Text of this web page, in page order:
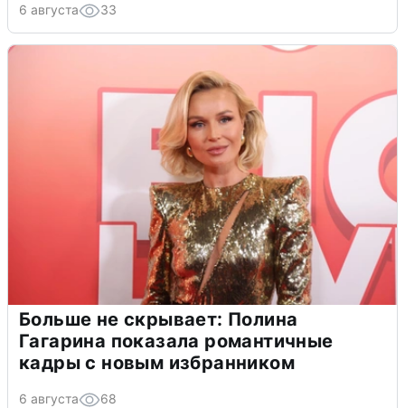
6 августа 33
Больше не скрывает: Полина
Гагарина показала романтичные
кадры с новым избранником
6 августа 68